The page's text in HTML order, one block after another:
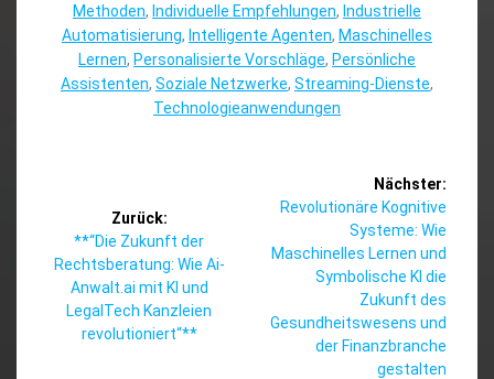
Methoden, Individuelle Empfehlungen, Industrielle
Automatisierung, Intelligente Agenten, Maschinelles
Lernen, Personalisierte Vorschläge, Persönliche
Assistenten, Soziale Netzwerke, Streaming-Dienste,
Technologieanwendungen
Zurück:
Vorheriger
Beitrag:
**“Die Zukunft der
Rechtsberatung: Wie Ai-
Anwalt.ai mit KI und
LegalTech Kanzleien
revolutioniert“**
Nächster:
Nächster
Revolutionäre Kognitive
Systeme: Wie
Maschinelles Lernen und
Symbolische KI die
Zukunft des
Gesundheitswesens und
der Finanzbranche
gestalten